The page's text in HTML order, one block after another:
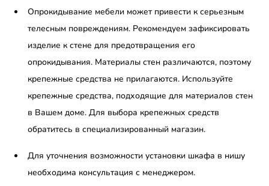
Опрокидывание мебели может привести к серьезным
телесным повреждениям. Рекомендуем зафиксировать
изделие к стене для предотвращения его
опрокидывания. Материалы стен различаются, поэтому
крепежные средства не прилагаются. Используйте
крепежные средства, подходящие для материалов стен
в Вашем доме. Для выбора крепежных средств
обратитесь в специализированный магазин.
Для уточнения возможности установки шкафа в нишу
необходима консультация с менеджером.